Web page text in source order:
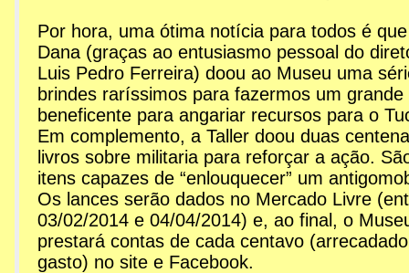
Por hora, uma ótima notícia para todos é
Dana (graças ao entusiasmo pessoal do
Luis Pedro Ferreira) doou ao Museu uma
brindes raríssimos para fazermos um grande
beneficente para angariar recursos para o
Em complemento, a Taller doou duas
livros sobre militaria para reforçar a ação.
itens capazes de “enlouquecer” um
Os lances serão dados no Mercado Livre
03/02/2014 e 04/04/2014) e, ao final, o
prestará contas de cada centavo
gasto) no site e Facebook.